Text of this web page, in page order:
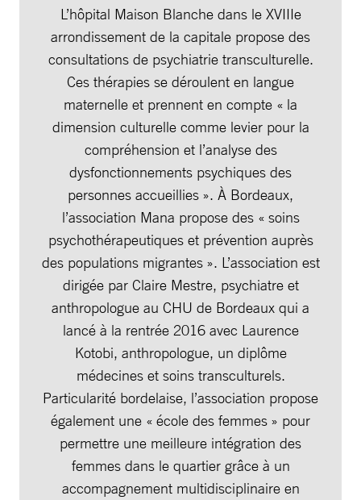
L’hôpital Maison Blanche dans le XVIIIe
arrondissement de la capitale propose des
consultations de psychiatrie transculturelle.
Ces thérapies se déroulent en langue
maternelle et prennent en compte « la
dimension culturelle comme levier pour la
compréhension et l’analyse des
dysfonctionnements psychiques des
personnes accueillies ». À Bordeaux,
l’association Mana propose des « soins
psychothérapeutiques et prévention auprès
des populations migrantes ». L’association est
dirigée par Claire Mestre, psychiatre et
anthropologue au CHU de Bordeaux qui a
lancé à la rentrée 2016 avec Laurence
Kotobi, anthropologue, un diplôme
médecines et soins transculturels.
Particularité bordelaise, l’association propose
également une « école des femmes » pour
permettre une meilleure intégration des
femmes dans le quartier grâce à un
accompagnement multidisciplinaire en